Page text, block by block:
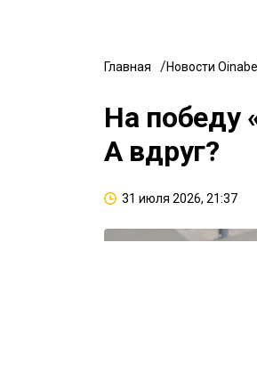
Главная Новости
На победу
А вдруг?
31 июля 2026, 21:37